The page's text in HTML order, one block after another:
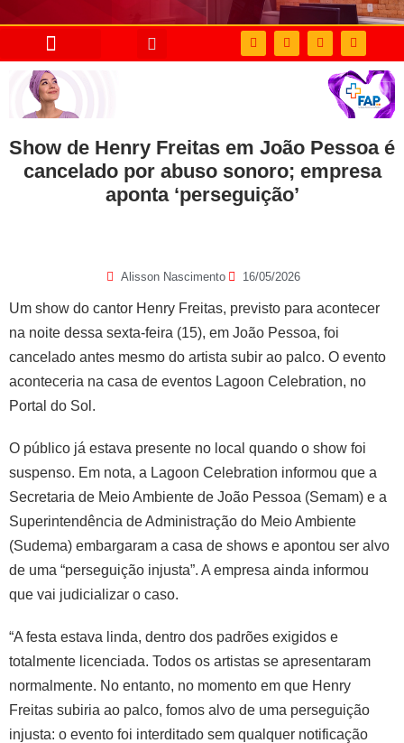
Show de Henry Freitas em João Pessoa é
cancelado por abuso sonoro; empresa
aponta ‘perseguição’
Alisson Nascimento 16/05/2026
Um show do cantor Henry Freitas, previsto para acontecer
na noite dessa sexta-feira (15), em João Pessoa, foi
cancelado antes mesmo do artista subir ao palco. O evento
aconteceria na casa de eventos Lagoon Celebration, no
Portal do Sol.
O público já estava presente no local quando o show foi
suspenso. Em nota, a Lagoon Celebration informou que a
Secretaria de Meio Ambiente de João Pessoa (Semam) e a
Superintendência de Administração do Meio Ambiente
(Sudema) embargaram a casa de shows e apontou ser alvo
de uma “perseguição injusta”. A empresa ainda informou
que vai judicializar o caso.
“A festa estava linda, dentro dos padrões exigidos e
totalmente licenciada. Todos os artistas se apresentaram
normalmente. No entanto, no momento em que Henry
Freitas subiria ao palco, fomos alvo de uma perseguição
injusta: o evento foi interditado sem qualquer notificação